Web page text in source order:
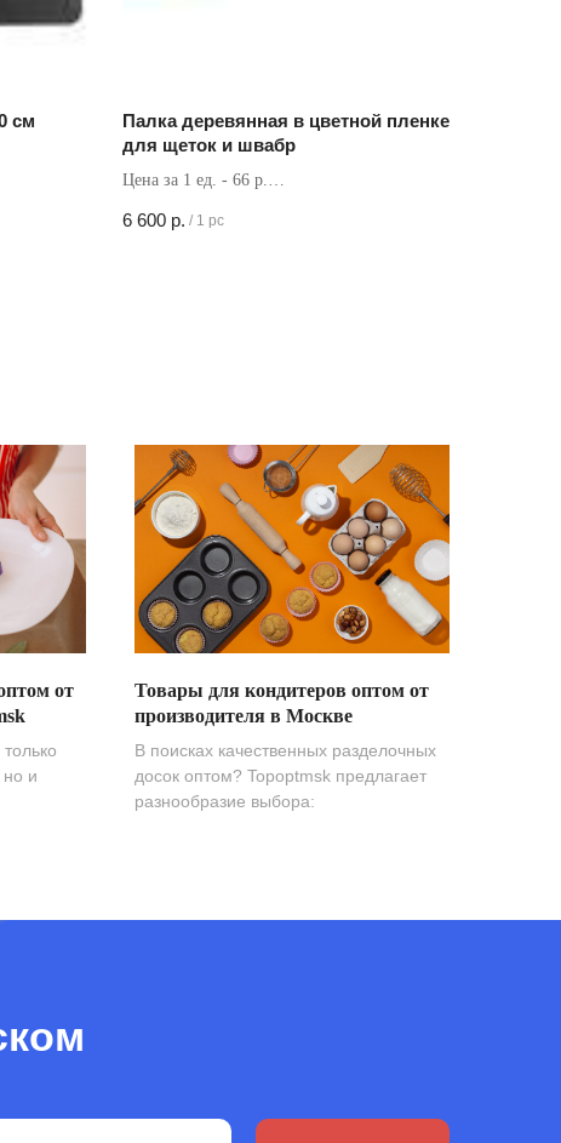
см
Палка деревянная в цветной пленке
для щеток и швабр
Цена за 1 ед. - 66 р.
6 600 р. / 1 pc
от
и
Товары для кондитеров оптом от
производителя в Москве
В поисках качественных разделочных
досок оптом? Topoptmsk предлагает
разнообразие выбора: